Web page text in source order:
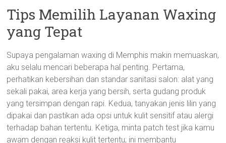
Tips Memilih Layanan Waxing
yang Tepat
Supaya pengalaman waxing di Memphis makin memuaskan,
aku selalu mencari beberapa hal penting. Pertama,
perhatikan kebersihan dan standar sanitasi salon: alat yang
sekali pakai, area kerja yang bersih, serta gudang produk
yang tersimpan dengan rapi. Kedua, tanyakan jenis lilin yang
dipakai dan pastikan ada opsi untuk kulit sensitif atau alergi
terhadap bahan tertentu. Ketiga, minta patch test jika kamu
awam dengan reaksi kulit tertentu; ini membantu